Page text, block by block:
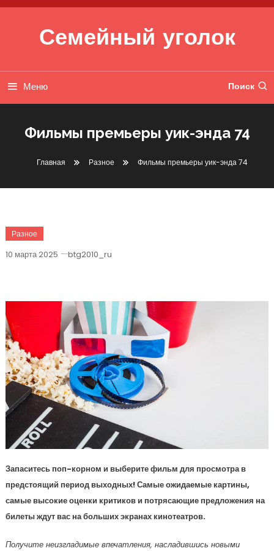
Перейти к содержимому
Семейный уголок
Меню Поиск
Фильмы премьеры уик-энда 74
Главная Разное Фильмы премьеры уик-энда 74
Разное
10 марта 2025 btg2010_ru
Запаситесь поп-корном и выберите фильм для просмотра в
предстоящий период выходных! Самые ожидаемые картины,
самые высокие оценки критиков и потрясающие предложения на
билеты ждут вас на больших экранах кинотеатров.
Получите неизгладимые впечатления, насладившись новыми